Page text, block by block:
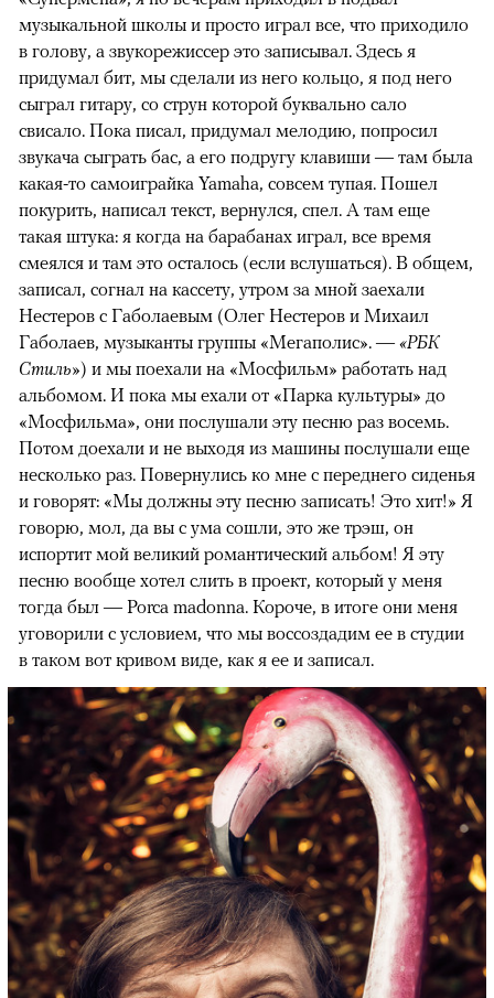
музыкальной школы и просто играл все, что приходило
в голову, а звукорежиссер это записывал. Здесь я
придумал бит, мы сделали из него кольцо, я под него
сыграл гитару, со струн которой буквально сало
свисало. Пока писал, придумал мелодию, попросил
звукача сыграть бас, а его подругу клавиши — там была
какая-то самоиграйка Yamaha, совсем тупая. Пошел
покурить, написал текст, вернулся, спел. А там еще
такая штука: я когда на барабанах играл, все время
смеялся и там это осталось (если вслушаться). В общем,
записал, согнал на кассету, утром за мной заехали
Нестеров с Габолаевым (Олег Нестеров и Михаил
Габолаев, музыканты группы «Мегаполис». — «РБК
Стиль») и мы поехали на «Мосфильм» работать над
альбомом. И пока мы ехали от «Парка культуры» до
«Мосфильма», они послушали эту песню раз восемь.
Потом доехали и не выходя из машины послушали еще
несколько раз. Повернулись ко мне с переднего сиденья
и говорят: «Мы должны эту песню записать! Это хит!» Я
говорю, мол, да вы с ума сошли, это же трэш, он
испортит мой великий романтический альбом! Я эту
песню вообще хотел слить в проект, который у меня
тогда был — Porca madonna. Короче, в итоге они меня
уговорили с условием, что мы воссоздадим ее в студии
в таком вот кривом виде, как я ее и записал.